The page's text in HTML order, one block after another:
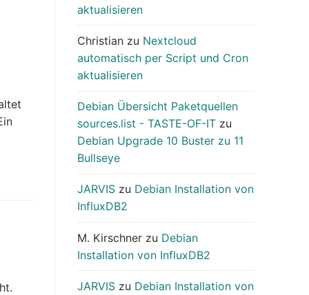
aktualisieren
Christian zu Nextcloud
automatisch per Script und Cron
aktualisieren
Debian Übersicht Paketquellen
sources.list - TASTE-OF-IT zu
Debian Upgrade 10 Buster zu 11
Bullseye
JARVIS zu Debian Installation von
InfluxDB2
M. Kirschner zu Debian
Installation von InfluxDB2
JARVIS zu Debian Installation von